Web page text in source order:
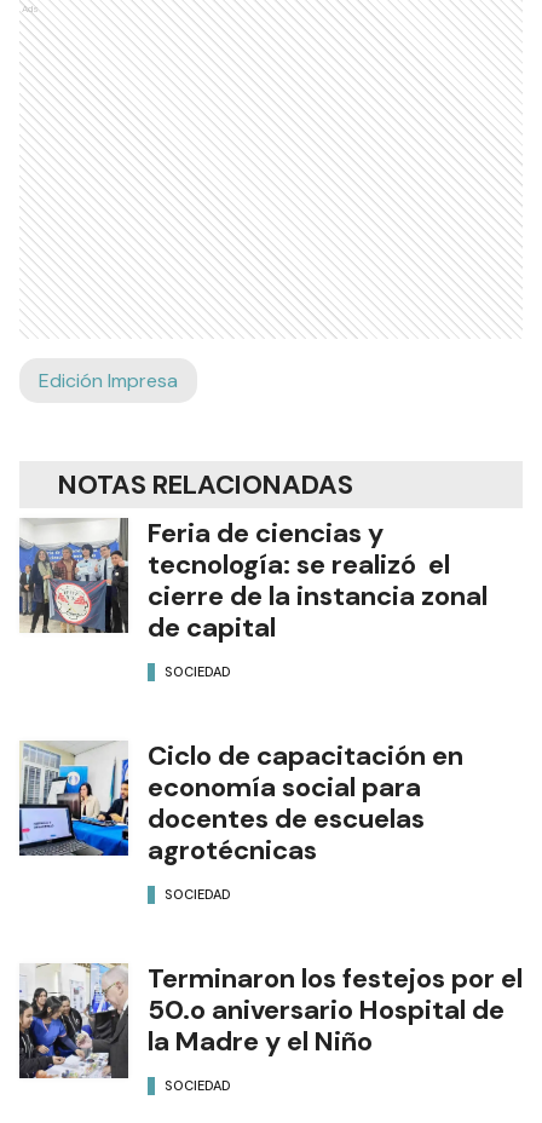
Ads
Edición Impresa
NOTAS RELACIONADAS
Feria de ciencias y
tecnología: se realizó el
cierre de la instancia zonal
de capital
SOCIEDAD
Ciclo de capacitación en
economía social para
docentes de escuelas
agrotécnicas
SOCIEDAD
Terminaron los festejos por el
50.o aniversario Hospital de
la Madre y el Niño
SOCIEDAD